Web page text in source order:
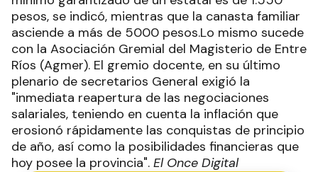
pesos, se indicó, mientras que la canasta familiar
asciende a más de 5000 pesos.Lo mismo sucede
con la Asociación Gremial del Magisterio de Entre
Ríos (Agmer). El gremio docente, en su último
plenario de secretarios General exigió la
"inmediata reapertura de las negociaciones
salariales, teniendo en cuenta la inflación que
erosionó rápidamente las conquistas de principio
de año, así como la posibilidades financieras que
hoy posee la provincia". El Once Digital